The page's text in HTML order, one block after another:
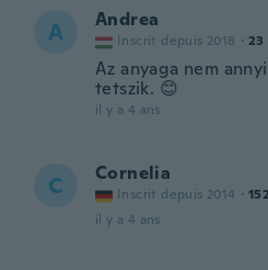
A Andrea
Inscrit depuis 2018 · 23
Az anyaga nem
tetszik. 😊
il y a 4 ans
C Cornelia
Inscrit depuis 2014 · 152
il y a 4 ans